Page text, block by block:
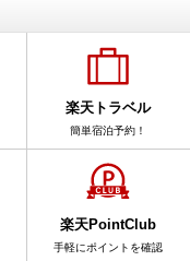
楽天トラベル
簡単宿泊予約！
楽天PointClub
手軽にポイントを確認